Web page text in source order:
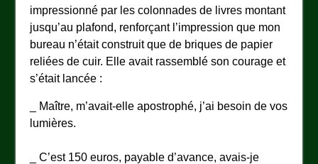
impressionné par les colonnades de livres montant
jusqu’au plafond, renforçant l’impression que mon
bureau n’était construit que de briques de papier
reliées de cuir. Elle avait rassemblé son courage et
s’était lancée :
_ Maître, m’avait-elle apostrophé, j’ai besoin de vos
lumières.
_ C’est 150 euros, payable d’avance, avais-je